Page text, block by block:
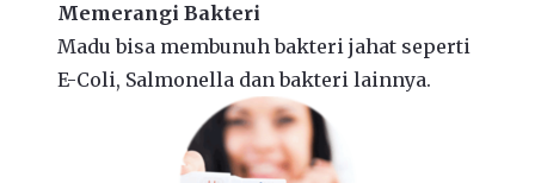
Memerangi Bakteri
Madu bisa membunuh bakteri jahat seperti
E-Coli, Salmonella dan bakteri lainnya.